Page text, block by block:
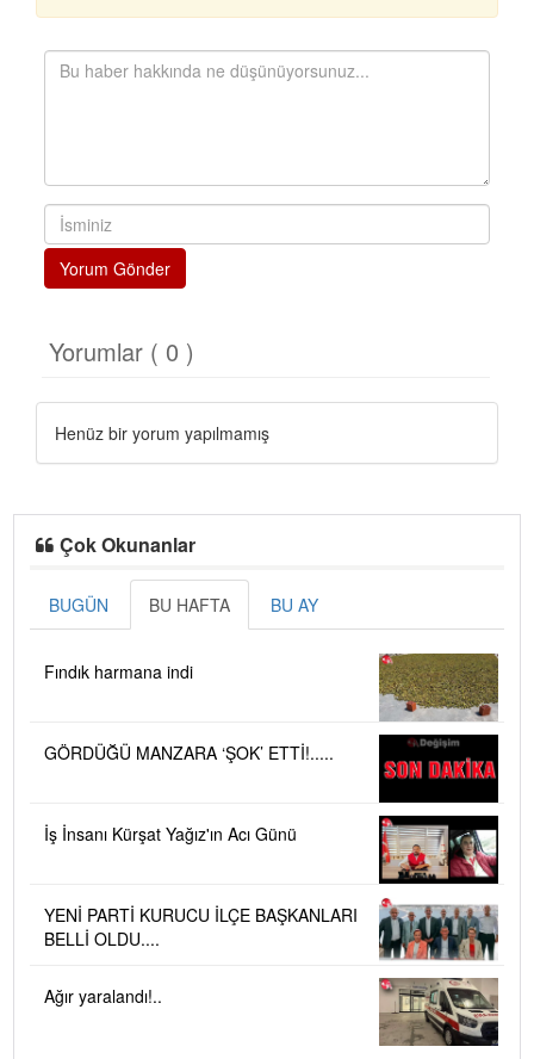
Yorum Gönder
Yorumlar ( 0 )
Henüz bir yorum yapılmamış
Çok Okunanlar
BUGÜN BU HAFTA BU AY
Fındık harmana indi
GÖRDÜĞÜ MANZARA ‘ŞOK’ ETTİ!.....
İş İnsanı Kürşat Yağız'ın Acı Günü
YENİ PARTİ KURUCU İLÇE BAŞKANLARI
BELLİ OLDU....
Ağır yaralandı!..